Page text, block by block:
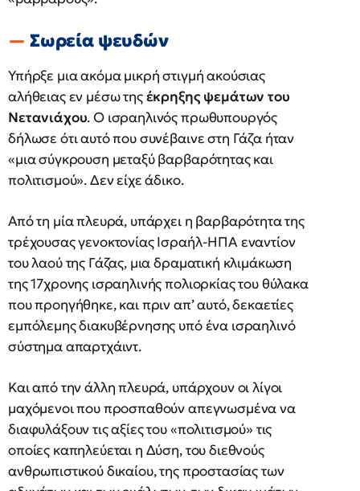
Σωρεία ψευδών
Υπήρξε μια ακόμα μικρή στιγμή ακούσιας
αλήθειας εν μέσω τηςέκρηξης ψεμάτων του
Νετανιάχου. Ο ισραηλινός πρωθυπουργός
δήλωσε ότι αυτό που συνέβαινε στη Γάζα ήταν
«μια σύγκρουση μεταξύ βαρβαρότητας και
πολιτισμού». Δεν είχε άδικο.
Από τη μία πλευρά, υπάρχει η βαρβαρότητα της
τρέχουσας γενοκτονίας Ισραήλ-ΗΠΑ εναντίον
του λαού της Γάζας, μια δραματική κλιμάκωση
της 17χρονης ισραηλινής πολιορκίας του θύλακα
που προηγήθηκε, και πριν απ’ αυτό, δεκαετίες
εμπόλεμης διακυβέρνησης υπό ένα ισραηλινό
σύστημα απαρτχάιντ.
Και από την άλλη πλευρά, υπάρχουν οι λίγοι
μαχόμενοι που προσπαθούν απεγνωσμένα να
διαφυλάξουν τις αξίες του «πολιτισμού» τις
οποίες καπηλεύεται η Δύση, του διεθνούς
ανθρωπιστικού δικαίου, της προστασίας των